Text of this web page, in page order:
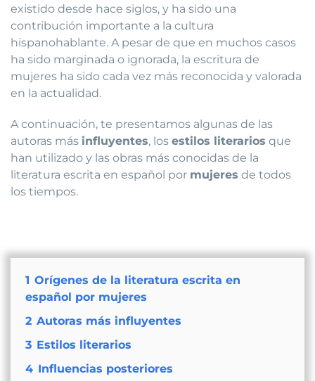
existido desde hace siglos, y ha sido una
contribución importante a la cultura
hispanohablante. A pesar de que en muchos casos
ha sido marginada o ignorada, la escritura de
mujeres ha sido cada vez más reconocida y valorada
en la actualidad.
A continuación, te presentamos algunas de las
autoras más influyentes, los estilos literarios que
han utilizado y las obras más conocidas de la
literatura escrita en español por mujeres de todos
los tiempos.
1 Orígenes de la literatura escrita en
español por mujeres
2 Autoras más influyentes
3 Estilos literarios
4 Influencias posteriores